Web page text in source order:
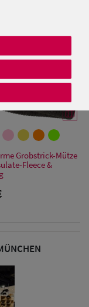
Grobstrick-Mütze
Fleece &